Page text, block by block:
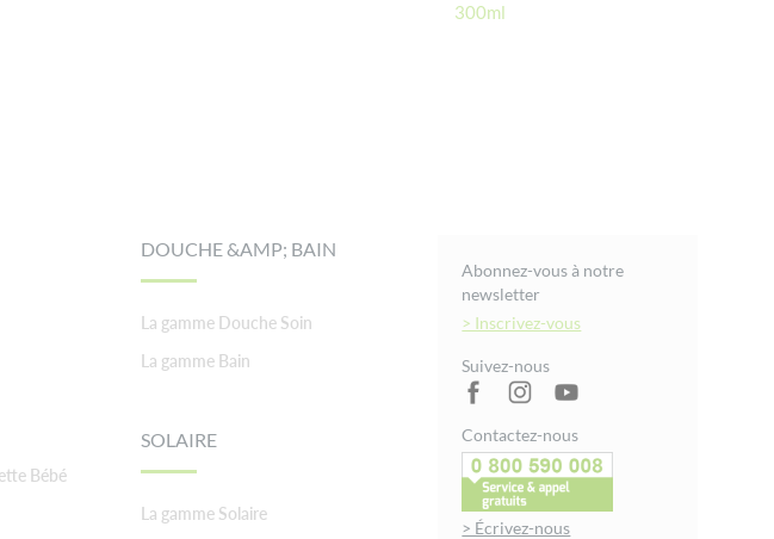
300ml
Bébé
DOUCHE &AMP; BAIN
La gamme Douche Soin
La gamme Bain
SOLAIRE
La gamme Solaire
Abonnez-vous à notre
newsletter
> Inscrivez-vous
Suivez-nous
Contactez-nous
> Écrivez-nous